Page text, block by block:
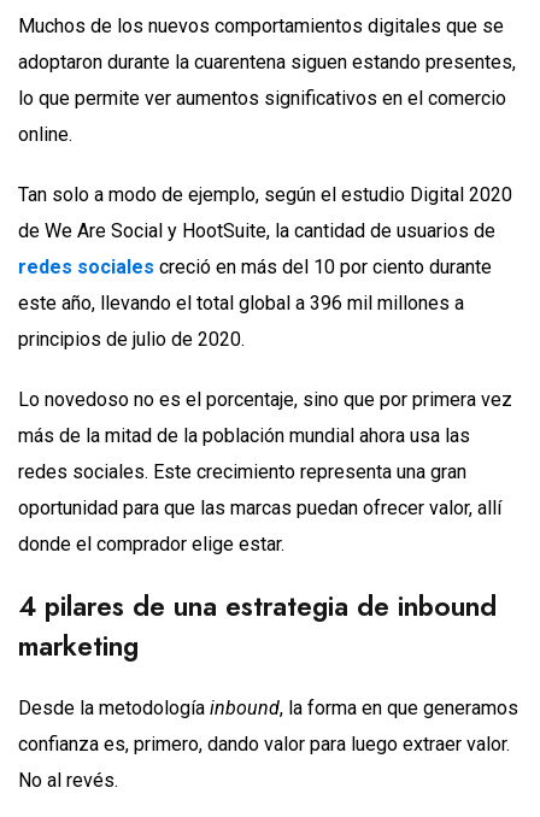
Muchos de los nuevos comportamientos digitales que se
adoptaron durante la cuarentena siguen estando presentes,
lo que permite ver aumentos significativos en el comercio
online.
Tan solo a modo de ejemplo, según el estudio Digital 2020
de We Are Social y HootSuite, la cantidad de usuarios de
redes sociales creció en más del 10 por ciento durante
este año, llevando el total global a 396 mil millones a
principios de julio de 2020.
Lo novedoso no es el porcentaje, sino que por primera vez
más de la mitad de la población mundial ahora usa las
redes sociales. Este crecimiento representa una gran
oportunidad para que las marcas puedan ofrecer valor, allí
donde el comprador elige estar.
4 pilares de una estrategia de inbound
marketing
Desde la metodología inbound, la forma en que generamos
confianza es, primero, dando valor para luego extraer valor.
No al revés.